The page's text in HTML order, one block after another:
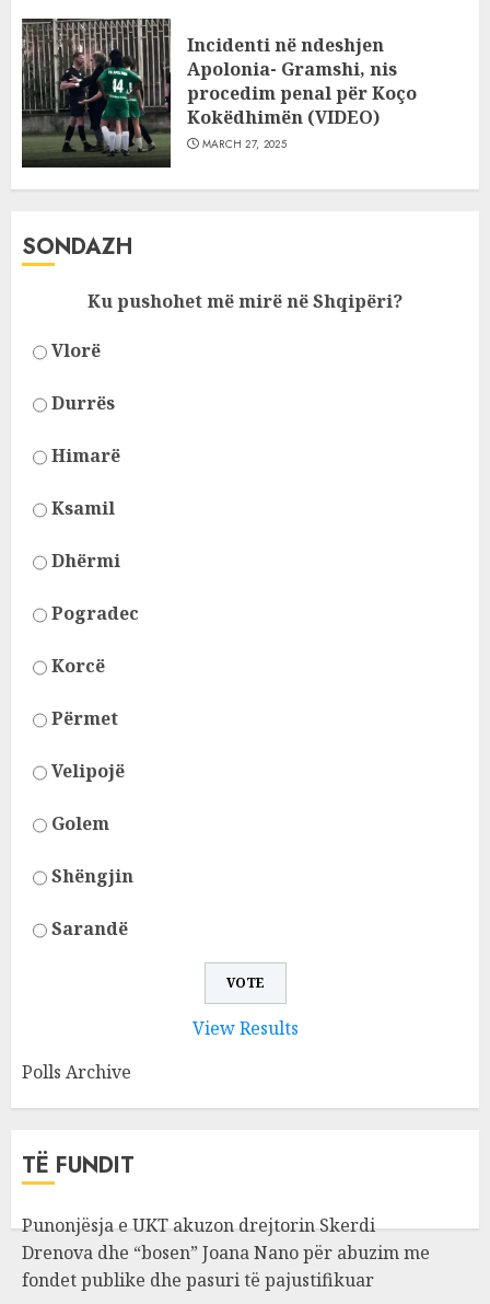
Incidenti në ndeshjen
Apolonia- Gramshi, nis
procedim penal për Koço
Kokëdhimën (VIDEO)
MARCH 27, 2025
SONDAZH
Ku pushohet më mirë në Shqipëri?
Vlorë
Durrës
Himarë
Ksamil
Dhërmi
Pogradec
Korcë
Përmet
Velipojë
Golem
Shëngjin
Sarandë
View Results
Polls Archive
TË FUNDIT
Punonjësja e UKT akuzon drejtorin Skerdi
Drenova dhe “bosen” Joana Nano për abuzim me
fondet publike dhe pasuri të pajustifikuar